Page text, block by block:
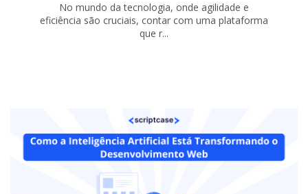
No mundo da tecnologia, onde agilidade e
eficiência são cruciais, contar com uma plataforma
que r...